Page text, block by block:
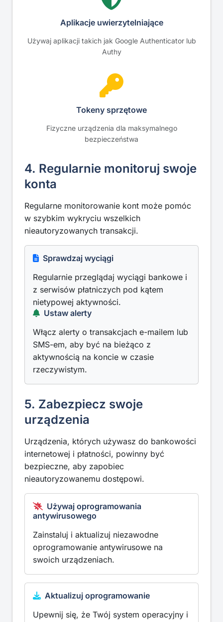
Aplikacje uwierzytelniające
Używaj aplikacji takich jak Google Authenticator lub
Authy
Tokeny sprzętowe
Fizyczne urządzenia dla maksymalnego
bezpieczeństwa
4. Regularnie monitoruj swoje
konta
Regularne monitorowanie kont może pomóc
w szybkim wykryciu wszelkich
nieautoryzowanych transakcji.
Sprawdzaj wyciągi
Regularnie przeglądaj wyciągi bankowe i
z serwisów płatniczych pod kątem
nietypowej aktywności.
Ustaw alerty
Włącz alerty o transakcjach e-mailem lub
SMS-em, aby być na bieżąco z
aktywnością na koncie w czasie
rzeczywistym.
5. Zabezpiecz swoje
urządzenia
Urządzenia, których używasz do bankowości
internetowej i płatności, powinny być
bezpieczne, aby zapobiec
nieautoryzowanemu dostępowi.
Używaj oprogramowania
antywirusowego
Zainstaluj i aktualizuj niezawodne
oprogramowanie antywirusowe na
swoich urządzeniach.
Aktualizuj oprogramowanie
Upewnij się, że Twój system operacyjny i